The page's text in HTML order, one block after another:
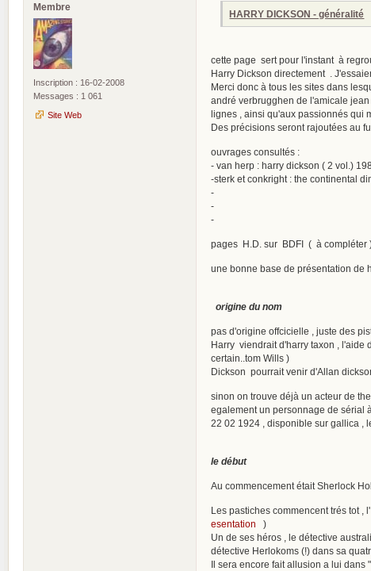
Membre
Inscription : 16-02-2008
Messages : 1 061
Site Web
HARRY DICKSON - généralité
cette page sert pour l'instant à
Harry Dickson directement .
Merci donc à tous les sites dans
andré verbrugghen de l'amicale
lignes , ainsi qu'aux passionnés qui
Des précisions seront rajoutées au
ouvrages consultés :
- van herp : harry dickson ( 2 vol.)
-sterk et conkright : the continental
-
-
-
pages H.D. sur BDFI ( à compléter
une bonne base de présentation de
origine du nom
pas d'origine offcicielle , juste des
Harry viendrait d'harry taxon , l'aide
certain..tom Wills )
Dickson pourrait venir d'Allan
sinon on trouve déjà un acteur de
egalement un personnage de sérial
22 02 1924 , disponible sur gallica ,
le début
Au commencement était Sherlock
Les pastiches commencent trés tot
esentation )
Un de ses héros , le détective
détective Herlokoms (!) dans sa
Il sera encore fait allusion a lui